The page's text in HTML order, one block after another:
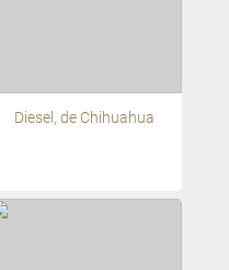
Diesel, de Chihuahua